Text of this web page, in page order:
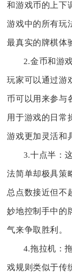
和游戏币的上下
游戏中的所有玩
最真实的牌棋体
2.金币和游
玩家可以通过游
币可以用来参与
用于游戏的日常
游戏更加灵活和
3.十点半：
法简单却极具策
总点数接近但不
妙地控制手中的
气来争取胜利。
4.拖拉机：
戏规则类似于传